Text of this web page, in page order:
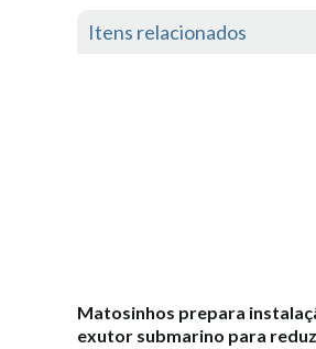
Itens relacionados
Matosinhos prepara
exutor submarino para